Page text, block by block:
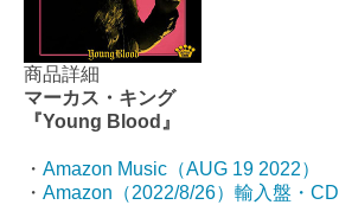
商品詳細
マーカス・キング
『Young Blood』
・ Amazon Music（AUG 19 2022）
・ Amazon（2022/8/26）輸入盤・CD